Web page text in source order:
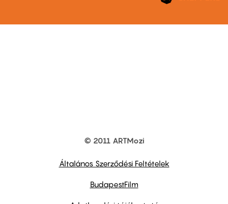
© 2011 ARTMozi
Általános Szerződési Feltételek
BudapestFilm